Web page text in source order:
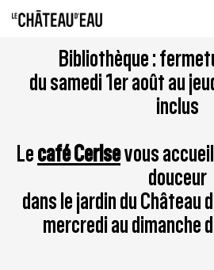
Aller
contenu
Aller
à
la
navigation
à
la
Bibliothèque :
du samedi 1er août au
inclus
Lecafé Cerisevous
douceur
dans le jardin du Château
mercredi au dimanche